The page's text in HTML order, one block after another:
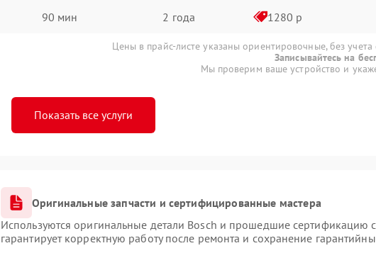
90 мин 2 года 1280 р
Цены в прайс-листе указаны ориентировочные, без учета
Записывайтесь на
Мы проверим ваше устройство и
Показать все услуги
Оригинальные запчасти и сертифицированные мастера
Используются оригинальные детали Bosch и прошедшие сертификацию
гарантирует корректную работу после ремонта и сохранение